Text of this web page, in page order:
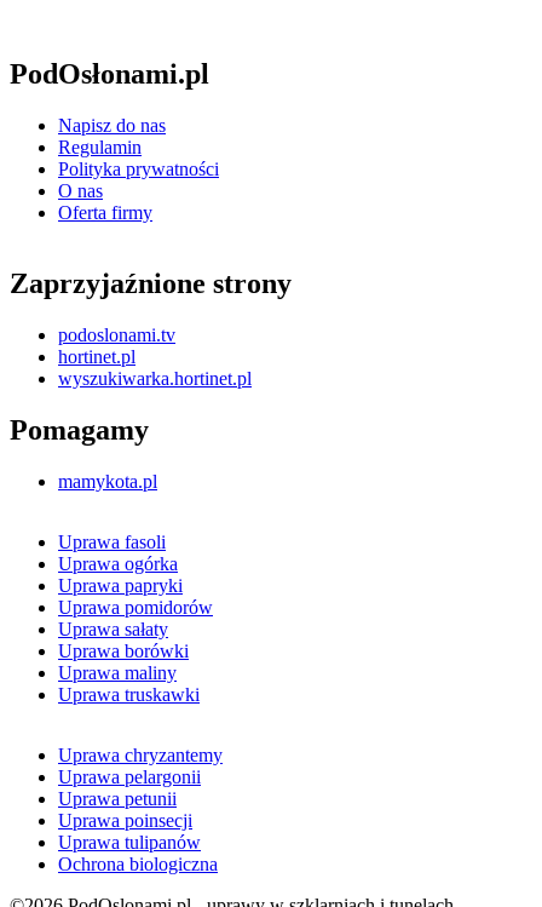
PodOsłonami.pl
Napisz do nas
Regulamin
Polityka prywatności
O nas
Oferta firmy
Zaprzyjaźnione strony
podoslonami.tv
hortinet.pl
wyszukiwarka.hortinet.pl
Pomagamy
mamykota.pl
Uprawa fasoli
Uprawa ogórka
Uprawa papryki
Uprawa pomidorów
Uprawa sałaty
Uprawa borówki
Uprawa maliny
Uprawa truskawki
Uprawa chryzantemy
Uprawa pelargonii
Uprawa petunii
Uprawa poinsecji
Uprawa tulipanów
Ochrona biologiczna